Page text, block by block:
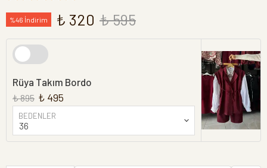
%46 İndirim ₺ 320 ₺ 595
Rüya Takım Bordo
₺ 895 ₺ 495
BEDENLER